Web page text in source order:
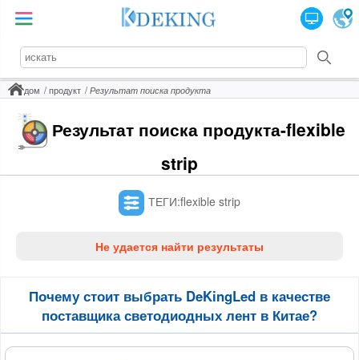
дом продукт Результат поиска продукта
Результат поиска продукта-flexible
strip
ТЕГИ:flexible strip
Не удается найти результаты
Почему стоит выбрать DeKingLed в качестве
поставщика светодиодных лент в Китае?